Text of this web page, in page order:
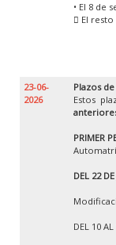
• El 8 de
 El
23-06-
2026
Plazos
Estos
PRIMER
DEL 22
DEL 10